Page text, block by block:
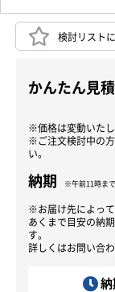
検討リスト
かんたん見
※価格は変動いたし
※ご注文検討中の
い。
納期 ※午前11時ま
※お届け先によって
あくまで目安の納
す。
詳しくはお問い合わ
納